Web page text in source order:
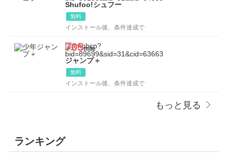
Shufoo!シュフー
無料
インストール後、条件達成で
ジャンプ＋
無料
インストール後、条件達成で
705mile
もっと見る
ランキング